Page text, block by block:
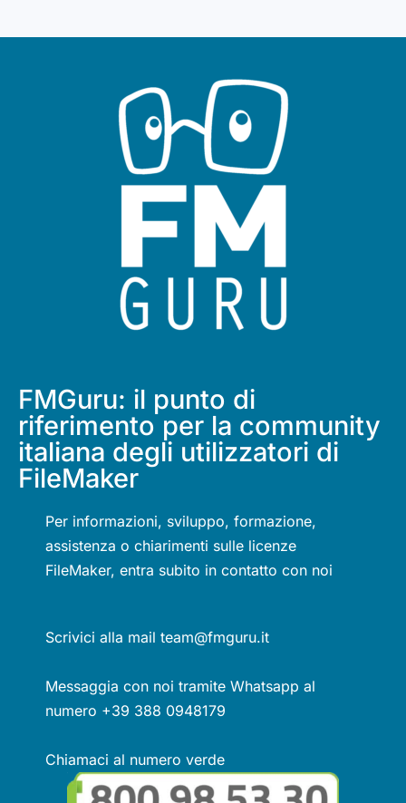
FMGuru: il punto di
riferimento per la community
italiana degli utilizzatori di
FileMaker
Per informazioni, sviluppo, formazione,
assistenza o chiarimenti sulle licenze
FileMaker, entra subito in contatto con noi
Scrivici alla mail team@fmguru.it
Messaggia con noi tramite Whatsapp al
numero +39 388 0948179
Chiamaci al numero verde